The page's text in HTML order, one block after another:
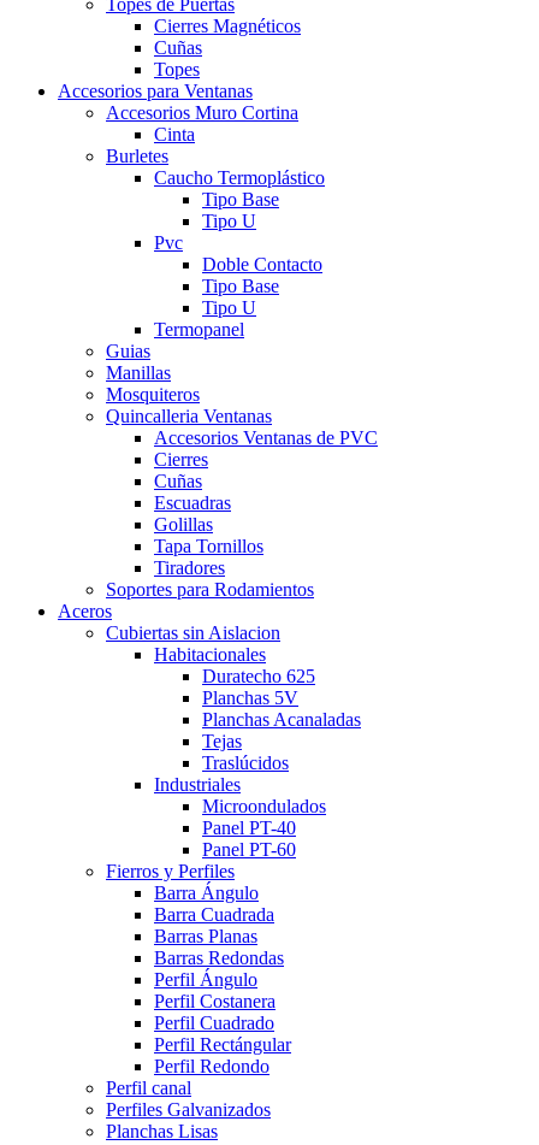
Cierres Magnéticos
Cuñas
Topes
Accesorios para Ventanas
Accesorios Muro Cortina
Cinta
Burletes
Caucho Termoplástico
Tipo Base
Tipo U
Pvc
Doble Contacto
Tipo Base
Tipo U
Termopanel
Guias
Manillas
Mosquiteros
Quincalleria Ventanas
Accesorios Ventanas de PVC
Cierres
Cuñas
Escuadras
Golillas
Tapa Tornillos
Tiradores
Soportes para Rodamientos
Aceros
Cubiertas sin Aislacion
Habitacionales
Duratecho 625
Planchas 5V
Planchas Acanaladas
Tejas
Traslúcidos
Industriales
Microondulados
Panel PT-40
Panel PT-60
Fierros y Perfiles
Barra Ángulo
Barra Cuadrada
Barras Planas
Barras Redondas
Perfil Ángulo
Perfil Costanera
Perfil Cuadrado
Perfil Rectángular
Perfil Redondo
Perfil canal
Perfiles Galvanizados
Planchas Lisas